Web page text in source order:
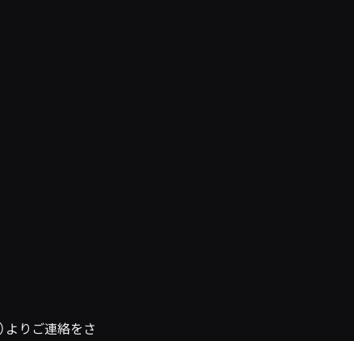
よりご連絡をさ